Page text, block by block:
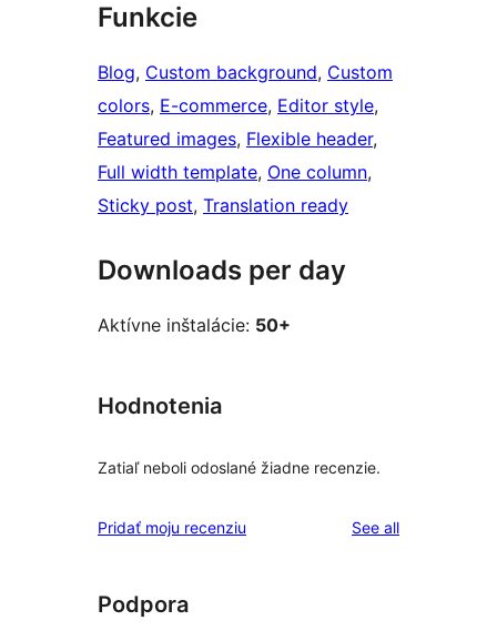
Funkcie
Blog, Custom background, Custom
colors, E-commerce, Editor style
Featured images, Flexible header
Full width template, One column
Sticky post, Translation ready
Downloads per day
Aktívne inštalácie: 50+
Hodnotenia
Zatiaľ neboli odoslané žiadne recenzie.
Pridať moju recenziu See allreviews
Podpora